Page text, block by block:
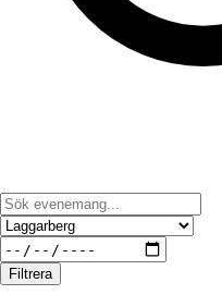
Filtrera